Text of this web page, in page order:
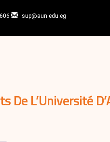
sup@aun.edu.eg
De L’Université